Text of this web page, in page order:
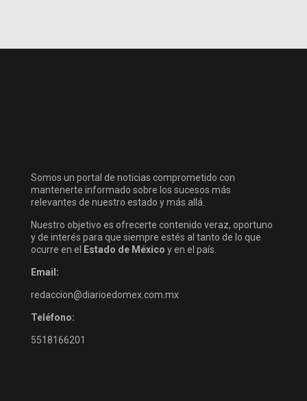
Somos un portal de noticias comprometido con
mantenerte informado sobre los sucesos más
relevantes de nuestro estado y más allá.
Nuestro objetivo es ofrecerte contenido veraz, oportuno
y de interés para que siempre estés al tanto de lo que
ocurre en el
Estado de México y en el país.
Email:
redaccion@diarioedomex.com.mx
Teléfono:
5518166201